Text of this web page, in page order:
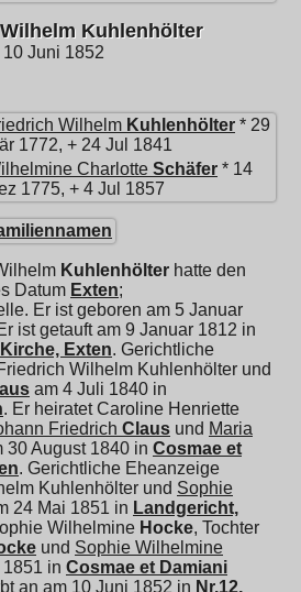
Kuhlenhölter
Juni 1852
Wilhelm Kuhlenhölter * 29
1772, + 24 Jul 1841
Charlotte Schäfer * 14
1775, + 4 Jul 1857
Kuhlenhölter hatte den
Datum Exten;
Er ist geboren am 5 Januar
ist getauft am 9 Januar 1812 in
Exten. Gerichtliche
Wilhelm Kuhlenhölter und
am 4 Juli 1840 in
. Er heiratetCaroline Henriette
Friedrich Claus und Maria
30 August 1840 in Cosmae et
. Gerichtliche Eheanzeige
Kuhlenhölter und Sophie
24 Mai 1851 in Landgericht,
Wilhelmine Hocke, Tochter
und Sophie Wilhelmine
in Cosmae et Damiani
an am 10 Juni 1852 in Nr.12,